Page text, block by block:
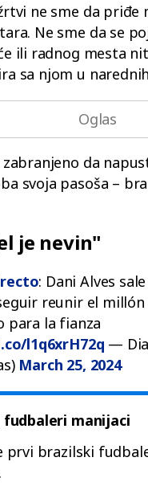
ne sme da priđe
Ne sme da se
ili radnog mesta
sa njom u
zabranjeno da
svoja pasoša –
je nevin"
: Dani Alves
reunir el millón
para la fianza
l1q6xrH72q —
March 25, 2024
fudbaleri manijaci
prvi brazilski